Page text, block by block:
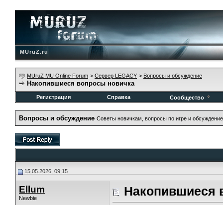
MUruZ.ru
MUruZ MU Online Forum > Сервер LEGACY > Вопросы и обсуждение
Накопившиеся вопросы новичка
Регистрация Справка Сообщество
Вопросы и обсуждение Советы новичкам, вопросы по игре и
15.05.2026, 09:15
Ellum
Newbie Накопившиеся